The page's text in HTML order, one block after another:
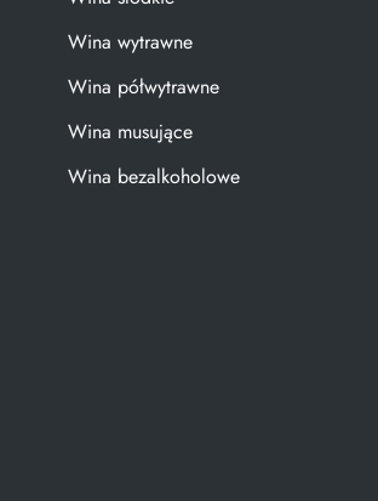
Wina wytrawne
Wina półwytrawne
Wina musujące
Wina bezalkoholowe